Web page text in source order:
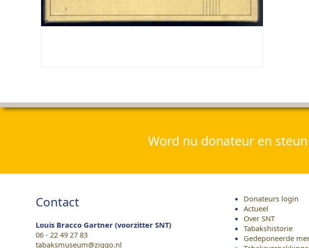
Word nu donateur en
Contact
Louis Bracco Gartner (voorzitter SNT)
06 - 22 49 27 83
tabaksmuseum@ziggo.nl
Donateurs login
Actueel
Over SNT
Tabakshistorie
Gedeponeerde